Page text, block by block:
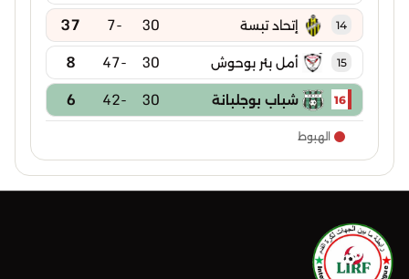
14 إتحاد تبسة 30
-7
37
15 أمل بئر بوحوش 30
-47
8
16 شباب بوجلبانة 30
-42
6
الهبوط